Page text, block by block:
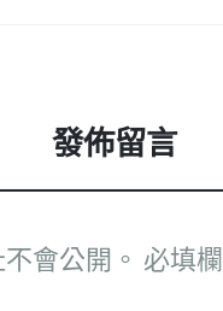
發佈留言
會公開。 必填